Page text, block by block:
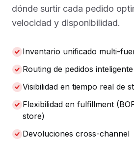
dónde surtir cada pedido
velocidad y disponibilidad.
Inventario unificado multi-
Routing de pedidos inteligente
Visibilidad en tiempo real de
Flexibilidad en fulfillment
store)
Devoluciones cross-channel